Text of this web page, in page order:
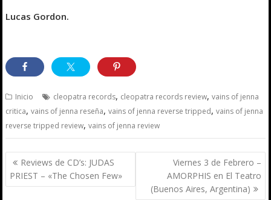
Lucas Gordon.
Inicio cleopatra records, cleopatra records review,vains of jenna
critica,vains of jenna reseña,vains of jenna reverse tripped,vains of jenna
reverse tripped review,vains of jenna review
Navegación
de
entradas
Reviews de CD’s: JUDAS
PRIEST – «The Chosen Few»
Viernes 3 de Febrero –
AMORPHIS en El Teatro
(Buenos Aires, Argentina)